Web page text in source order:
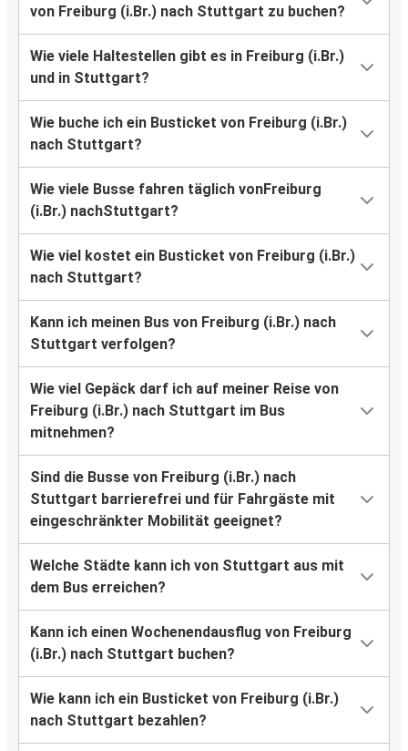
von Freiburg (i.Br.) nach Stuttgart zu buchen?
Wie viele Haltestellen gibt es in Freiburg (i.Br.)
und in Stuttgart?
Wie buche ich ein Busticket von Freiburg (i.Br.)
nach Stuttgart?
Wie viele Busse fahren täglich vonFreiburg
(i.Br.) nachStuttgart?
Wie viel kostet ein Busticket von Freiburg (i.Br.)
nach Stuttgart?
Kann ich meinen Bus von Freiburg (i.Br.) nach
Stuttgart verfolgen?
Wie viel Gepäck darf ich auf meiner Reise von
Freiburg (i.Br.) nach Stuttgart im Bus
mitnehmen?
Sind die Busse von Freiburg (i.Br.) nach
Stuttgart barrierefrei und für Fahrgäste mit
eingeschränkter Mobilität geeignet?
Welche Städte kann ich von Stuttgart aus mit
dem Bus erreichen?
Kann ich einen Wochenendausflug von Freiburg
(i.Br.) nach Stuttgart buchen?
Wie kann ich ein Busticket von Freiburg (i.Br.)
nach Stuttgart bezahlen?